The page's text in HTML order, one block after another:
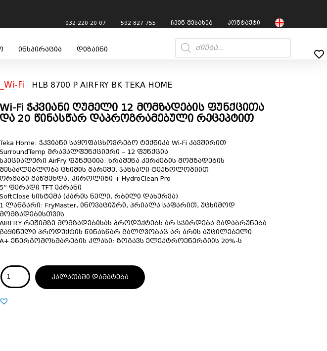
032 220 20 07 592 827 755 ჩვენ შესახებ კონტაქტი
ინსპირაცია დიზაინი
_Wi-Fi HLB 8700 P AIRFRY BK TEKA HOME
Wi-Fi ჭკვიანი ღუმელი 12 მომზადების ფუნქცითა
და 20 წინასწარ დაპროგრამებული რეცეპტით
Teka Home: ჭკვიანი საყოფაცხოვრებო ტექნიკა Wi-Fi კავშირით
SurroundTemp მრავალფუნქციური – 12 ფუნქცია
სპეციალური AirFry ფუნქციია: ხრაშუნა კერძების მომზადების
შესაძლებლობა ცხიმის გარეშე, ჯანსაღი ტექნოლოგიით
ორმაგი გაწმენდა: პიროლიზი + HydroClean Pro
5” ფერადი TFT ეკრანი
SoftClose სისტემა (კარის ნელი, რბილი დახურვა)
1 ლანგარი: FryMaster, ინოვაციური, პრიალა საფარით, უცხიმოდ
მომზადებისთვის
AIRFRY რეჟიმზე მომზადებისას პროდუქტებს არ სჭირდება გადაბრუნება.
გაყინული პროდუქტის წინასწარ გალღვობაც არ არის აუცილებელი
А+ ენერგომოხმარების კლასი: ზოგავს ელექტროენერგიის 20%-ს
კალათაში დამატება